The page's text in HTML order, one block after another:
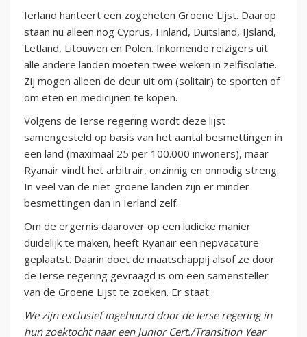
Ierland hanteert een zogeheten Groene Lijst. Daarop
staan nu alleen nog Cyprus, Finland, Duitsland, IJsland,
Letland, Litouwen en Polen. Inkomende reizigers uit
alle andere landen moeten twee weken in zelfisolatie.
Zij mogen alleen de deur uit om (solitair) te sporten of
om eten en medicijnen te kopen.
Volgens de Ierse regering wordt deze lijst
samengesteld op basis van het aantal besmettingen in
een land (maximaal 25 per 100.000 inwoners), maar
Ryanair vindt het arbitrair, onzinnig en onnodig streng.
In veel van de niet-groene landen zijn er minder
besmettingen dan in Ierland zelf.
Om de ergernis daarover op een ludieke manier
duidelijk te maken, heeft Ryanair een nepvacature
geplaatst. Daarin doet de maatschappij alsof ze door
de Ierse regering gevraagd is om een samensteller
van de Groene Lijst te zoeken. Er staat:
We zijn exclusief ingehuurd door de Ierse regering in
hun zoektocht naar een Junior Cert./Transition Year